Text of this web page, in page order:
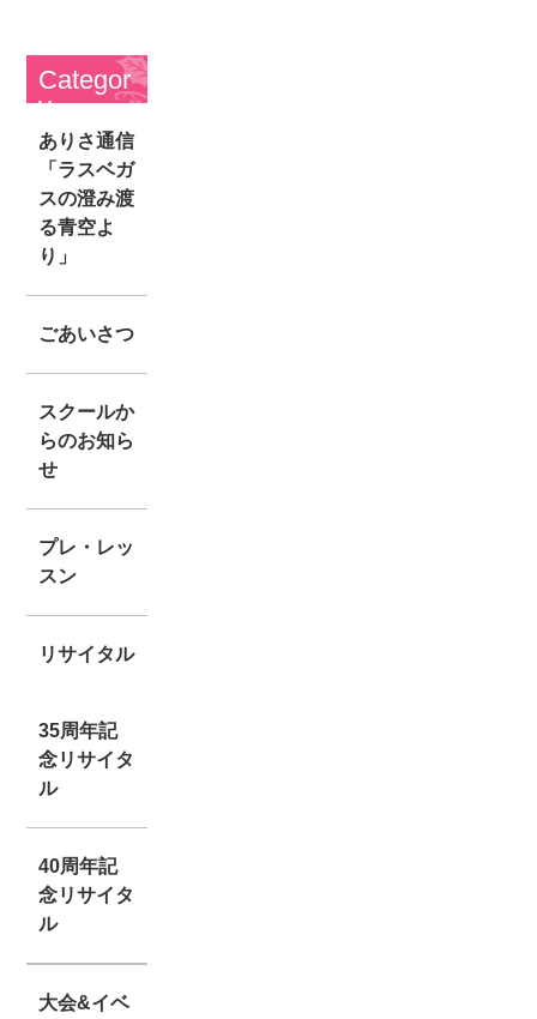
Categor
y
ありさ通信
「ラスベガ
スの澄み渡
る青空よ
り」
ごあいさつ
スクールか
らのお知ら
せ
プレ・レッ
スン
リサイタル
35周年記
念リサイタ
ル
40周年記
念リサイタ
ル
大会&イベ